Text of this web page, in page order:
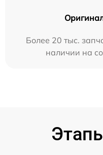
Более 20 тыс.
наличии на